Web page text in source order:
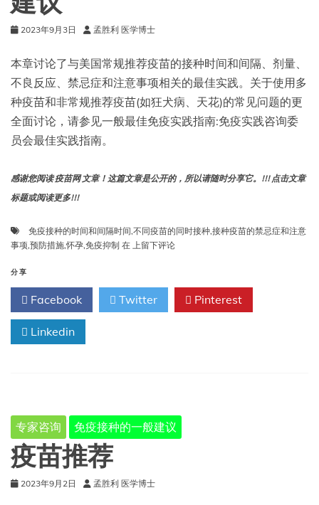
2023年9月3日 孟胜利 医学博士
本章讨论了与美国常规推荐疫苗的接种时间和间隔、剂量、
不良反应、禁忌症和注意事项相关的最佳实践。关于使用多
种疫苗和非常规推荐疫苗(如狂犬病、天花)的常见问题的更
全面讨论，请参见一般最佳免疫实践指南:免疫实践咨询委
员会最佳实践指南。
感谢您阅读 疫苗网 文章！这篇文章是公开的，所以请随时分享它。!!! 点击文章
标题或阅读更多!!!
免疫接种的时间和间隔时间,不同疫苗的同时接种,接种疫苗的禁忌症和注意
事项,预防措施,怀孕,免疫抑制 在 第
疫
苗
接
上留下评论
分享
Facebook Twitter Pinterest
Linkedin
专家咨询 免疫接种的一般建议
疫苗推荐
2023年9月2日 孟胜利 医学博士